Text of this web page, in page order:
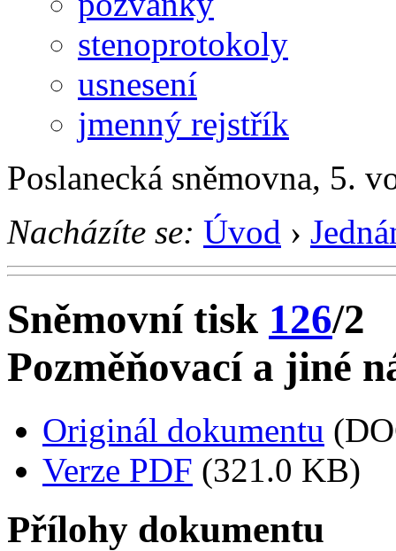
stenoprotokoly
usnesení
jmenný rejstřík
Poslanecká sněmovna, 5.
Nacházíte se: Úvod ›
Sněmovní tisk 126/2
Pozměňovací a jiné
Originál dokumentu
Verze PDF (321.0 KB)
Přílohy dokumentu